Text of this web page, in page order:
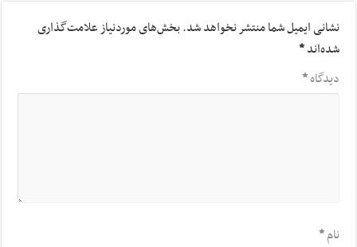
نشانی ایمیل شما منتشر نخواهد شد.بخش‌های موردنیاز علامت‌گذاری
شده‌اند*
دیدگاه*
نام*